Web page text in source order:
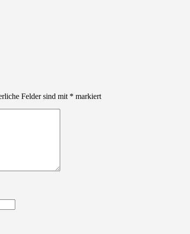
Felder sind mit * markiert